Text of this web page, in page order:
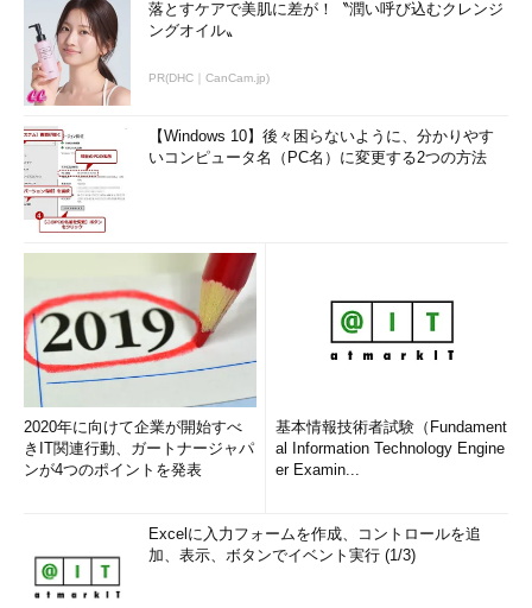
落とすケアで美肌に差が！〝潤い呼び込むクレンジ
ングオイル〟
PR(DHC｜CanCam.jp)
【Windows 10】後々困らないように、分かりやす
いコンピュータ名（PC名）に変更する2つの方法
2020年に向けて企業が開始すべ
きIT関連行動、ガートナージャパ
ンが4つのポイントを発表
基本情報技術者試験（Fundament
al Information Technology Engine
er Examin...
Excelに入力フォームを作成、コントロールを追
加、表示、ボタンでイベント実行 (1/3)